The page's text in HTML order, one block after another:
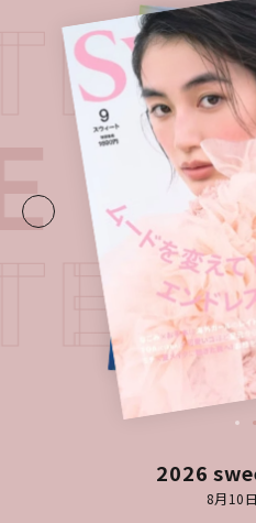
2026
8月10